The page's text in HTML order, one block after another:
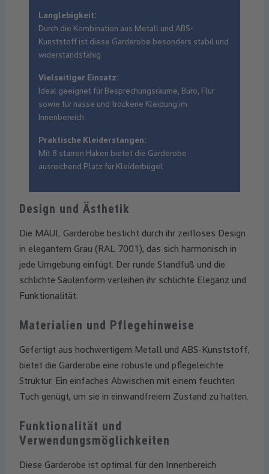
Langlebigkeit:
Durch die Kombination aus Metall und ABS-
Kunststoff ist diese Garderobe besonders stabil und
widerstandsfähig.
Vielseitiger Einsatz:
Ideal geeignet für Besprechungsräume, Büro, Flur
sowie für nasse und trockene Kleidung im
Innenbereich.
Praktische Kleiderstangen:
Mit 8 starren Haken bietet die Garderobe
ausreichend Platz für Kleiderbügel.
Design und Ästhetik
Die MAUL Garderobe besticht durch ihr zeitloses Design
in elegantem Grau (RAL 7001), das sich harmonisch in
jede Umgebung einfügt. Der runde Standfuß und die
schlichte Säulenform verleihen ihr schlichte Eleganz und
Funktionalität.
Materialien und Pflegehinweise
Gefertigt aus hochwertigem Metall und ABS-Kunststoff,
bietet die Garderobe eine robuste und pflegeleichte
Struktur. Ein einfaches Abwischen mit einem feuchten
Tuch genügt, um sie in einwandfreiem Zustand zu halten.
Funktionalität und
Verwendungsmöglichkeiten
Diese Garderobe ist optimal für den Innenbereich